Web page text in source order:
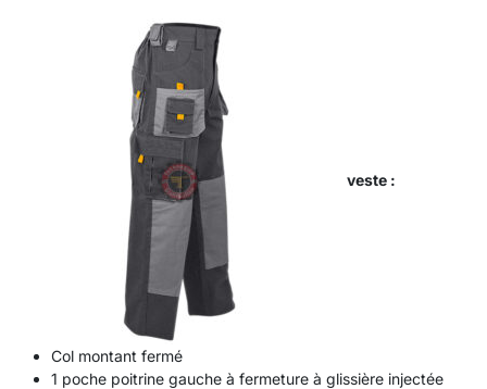
veste :
Col montant fermé
1 poche poitrine gauche à fermeture à glissière injectée